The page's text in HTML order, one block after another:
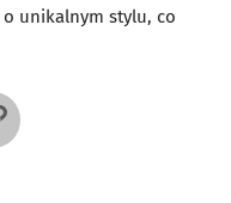
o unikalnym stylu, co